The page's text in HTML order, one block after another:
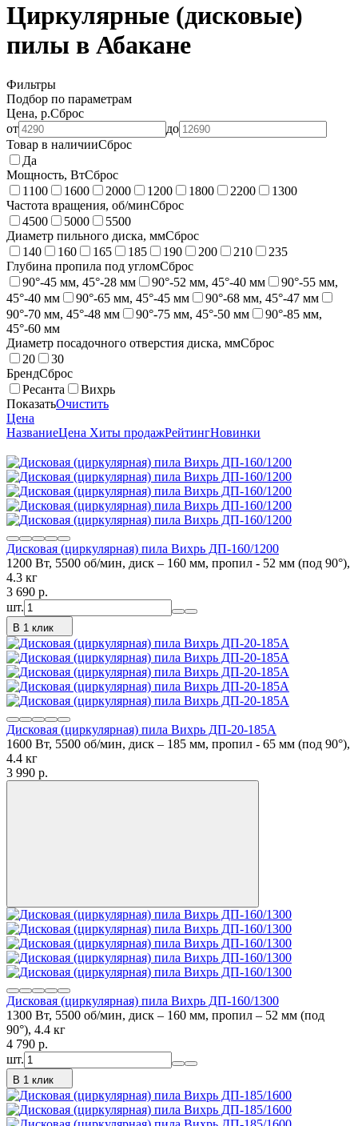
Циркулярные (дисковые)
пилы в Абакане
Фильтры
Подбор по параметрам
Цена, р.Сброс
от
до
Товар в наличииСброс
Да
Мощность, ВтСброс
1100
1600 2000 1200 1800 2200
1300
Частота вращения, об/минСброс
4500
5000
5500
Диаметр пильного диска, ммСброс
140
160 165 185 190 200 210
235
Глубина пропила под угломСброс
90°-45 мм, 45°-28 мм
90°-52 мм, 45°-40 мм
90°-55 мм,
45°-40 мм
90°-65 мм, 45°-45 мм
90°-68 мм, 45°-47 мм
90°-70 мм, 45°-48 мм
90°-75 мм, 45°-50 мм
90°-85 мм,
45°-60 мм
Диаметр посадочного отверстия диска, ммСброс
20
30
БрендСброс
Ресанта
Вихрь
ПоказатьОчистить
Цена
НазваниеЦена Хиты продажРейтингНовинки
Дисковая (циркулярная) пила Вихрь ДП-160/1200
1200 Вт, 5500 об/мин, диск – 160 мм, пропил - 52 мм (под 90°),
4.3 кг
3 690 p.
шт.
В 1 клик
Дисковая (циркулярная) пила Вихрь ДП-20-185А
1600 Вт, 5500 об/мин, диск – 185 мм, пропил - 65 мм (под 90°),
4.4 кг
3 990 p.
Дисковая (циркулярная) пила Вихрь ДП-160/1300
1300 Вт, 5500 об/мин, диск – 160 мм, пропил – 52 мм (под
90°), 4.4 кг
4 790 p.
шт.
В 1 клик